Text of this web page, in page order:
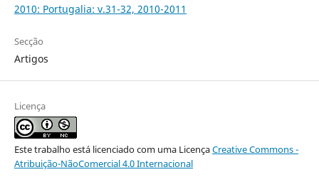
2010: Portugalia: v.31-32, 2010-2011
Secção
Artigos
Licença
Este trabalho está licenciado com uma LicençaCreative Commons -
Atribuição-NãoComercial 4.0 Internacional